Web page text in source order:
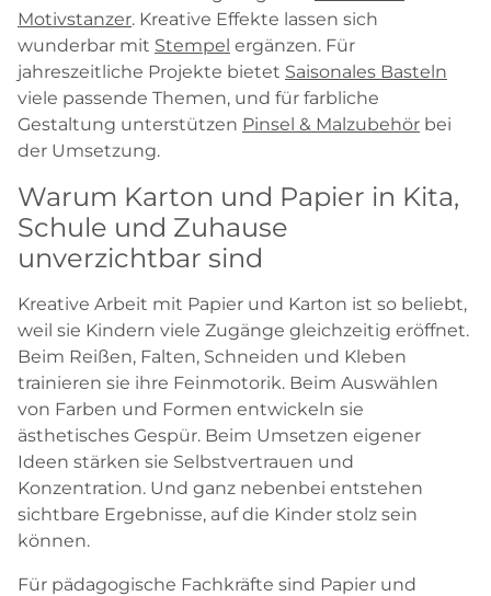
Motivstanzer. Kreative Effekte lassen sich
wunderbar mit Stempel ergänzen. Für
jahreszeitliche Projekte bietet Saisonales Basteln
viele passende Themen, und für farbliche
Gestaltung unterstützen Pinsel & Malzubehör bei
der Umsetzung.
Warum Karton und Papier in Kita,
Schule und Zuhause
unverzichtbar sind
Kreative Arbeit mit Papier und Karton ist so beliebt,
weil sie Kindern viele Zugänge gleichzeitig eröffnet.
Beim Reißen, Falten, Schneiden und Kleben
trainieren sie ihre Feinmotorik. Beim Auswählen
von Farben und Formen entwickeln sie
ästhetisches Gespür. Beim Umsetzen eigener
Ideen stärken sie Selbstvertrauen und
Konzentration. Und ganz nebenbei entstehen
sichtbare Ergebnisse, auf die Kinder stolz sein
können.
Für pädagogische Fachkräfte sind Papier und